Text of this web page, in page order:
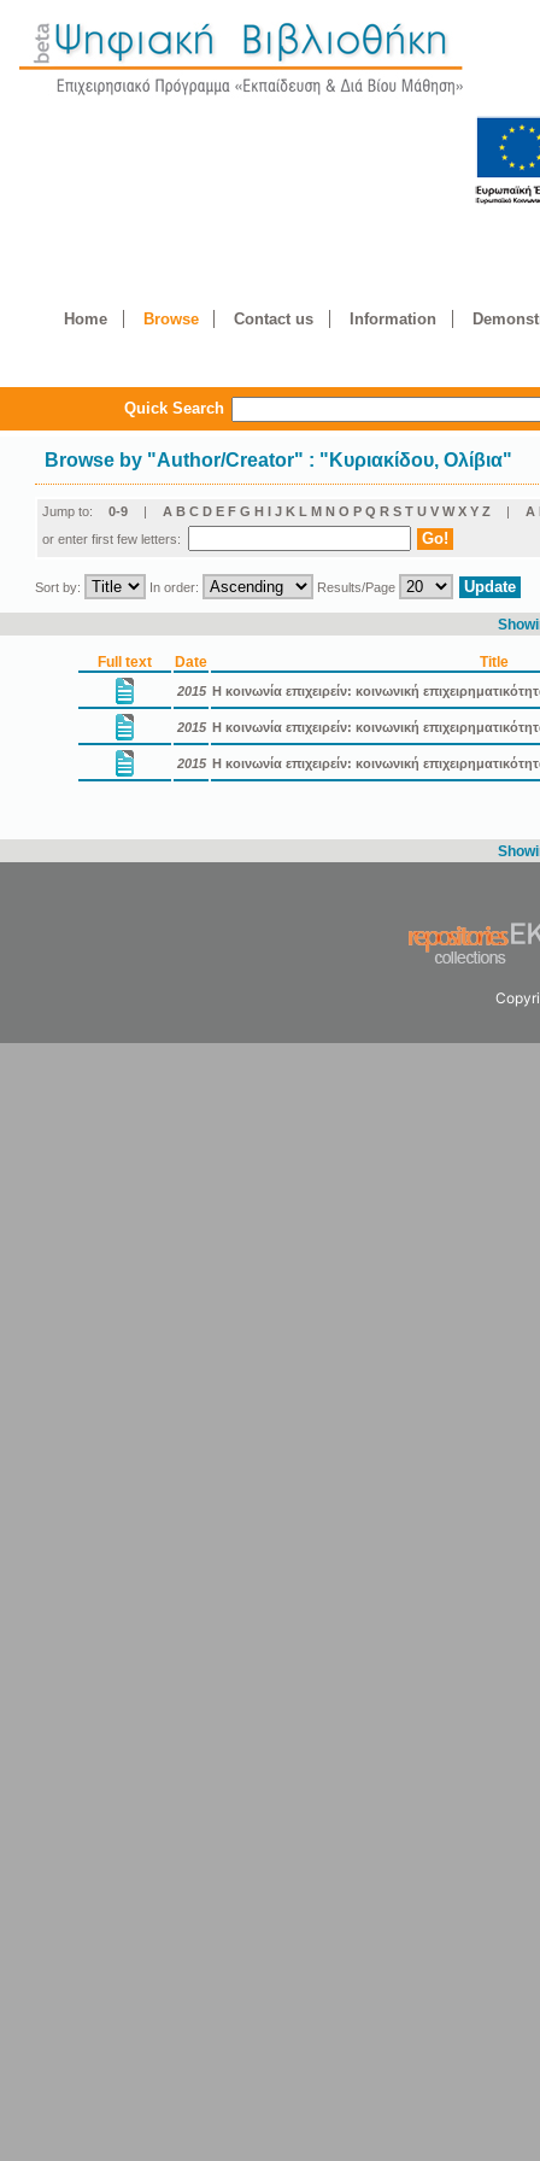
Home Browse Contact us Information
Quick Search
Browse by "Author/Creator" : "Κυριακίδου, Ολίβια"
Jump to: 0-9 | A B C D E F G H I J K L M N O P Q R S T U V W X Y Z | Α
or enter first few letters:
Sort by: In order: Results/Page
Full text Date Title
2015 Η κοινωνία επιχειρείν: κοινωνική
2015 Η κοινωνία επιχειρείν: κοινωνική
2015 Η κοινωνία επιχειρείν: κοινωνική